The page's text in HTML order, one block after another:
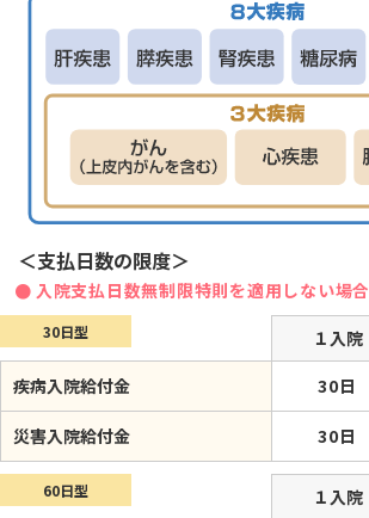
＜支払日数の限度＞
入院支払日数無制限特則を適用しない場合
30日型 １入院
疾病入院給付金
30日
災害入院給付金 30日
60日型 １入院